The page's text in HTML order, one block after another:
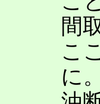
間
こ
に